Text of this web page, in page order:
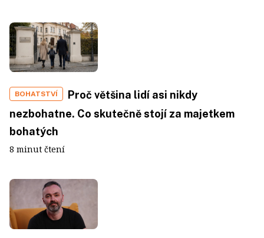
BOHATSTVÍ
Proč většina lidí asi nikdy
nezbohatne. Co skutečně stojí za majetkem
bohatých
8 minut čtení